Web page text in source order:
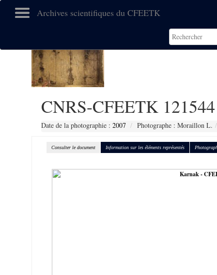
Archives scientifiques du CFEETK
CNRS-CFEETK 121544
Date de la photographie : 2007 Photographe : Moraillon L.
Consulter le document Information sur les éléments représentés